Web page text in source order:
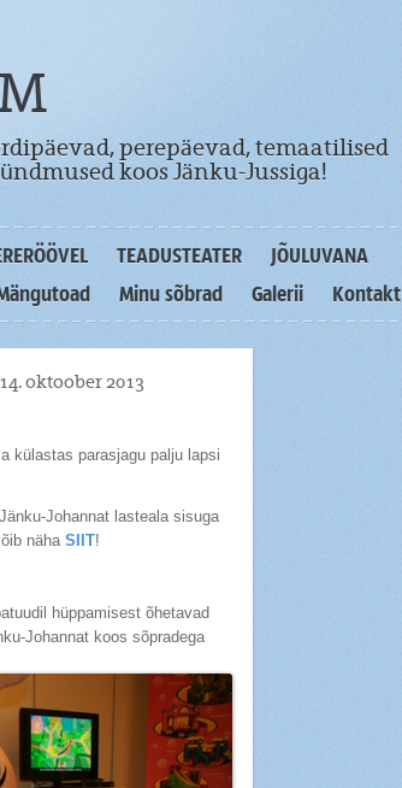
perepäevad, temaatilised
koos Jänku-Jussiga!
TEADUSTEATER
JÕULUVANA
Minu sõbrad Galerii Kontakt
14. oktoober 2013
külastas parasjagu palju lapsi
Johannat lasteala sisuga
nähaSIIT!
hüppamisest õhetavad
Johannat koos sõpradega